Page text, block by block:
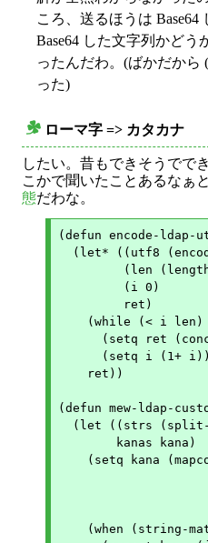
ころ、送るほうは Base64
Base64 した文字列かど
ったんだわ。(ばかだから
った)
ローマ字 => カタカナ
したい。昔もできそうでで
こかで聞いたことあるなぁ
態だわな。
(defun encode-
(let* ((utf8
    (while (< i len)
(setq ret
(setq i (1+
    ret))
(defun mew-ldap-
(let ((strs
(setq kana
(when (string-